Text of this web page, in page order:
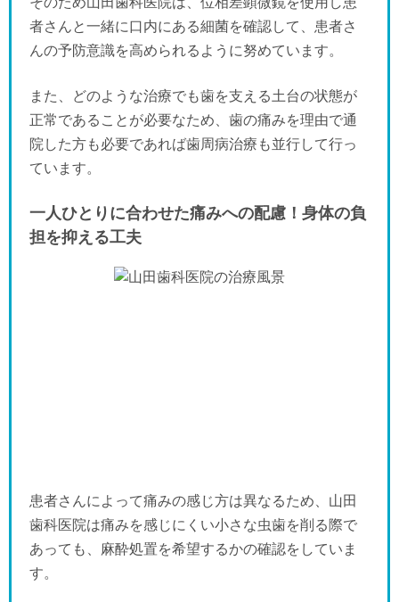
者さんと一緒に口内にある細菌を確認して、患者さ
んの予防意識を高められるように努めています。
また、どのような治療でも歯を支える土台の状態が
正常であることが必要なため、歯の痛みを理由で通
院した方も必要であれば歯周病治療も並行して行っ
ています。
一人ひとりに合わせた痛みへの配慮！身体の負
担を抑える工夫
患者さんによって痛みの感じ方は異なるため、山田
歯科医院は痛みを感じにくい小さな虫歯を削る際で
あっても、麻酔処置を希望するかの確認をしていま
す。